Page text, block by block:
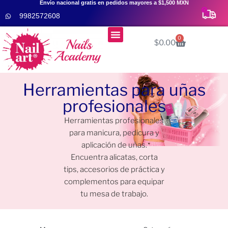
Envío nacional gratis en pedidos mayores a $1,500 MXN
9982572608
Menú
$0.00
0
Herramientas para uñas
profesionales
Herramientas profesionales
para manicura, pedicura y
aplicación de uñas.
Encuentra alicatas, corta
tips, accesorios de práctica y
complementos para equipar
tu mesa de trabajo.